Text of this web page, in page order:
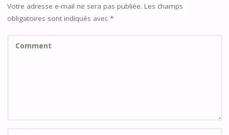
Votre adresse e-mail ne sera pas publiée. Les champs
obligatoires sont indiqués avec *